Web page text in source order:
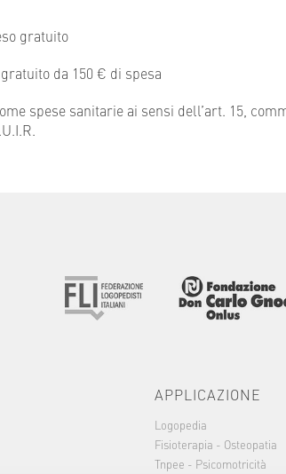
gratuito
da 150 € di spesa
spese sanitarie ai sensi dell’art. 15,
APPLICAZIONE
Logopedia
Fisioterapia - Osteopatia
Tnpee - Psicomotricità